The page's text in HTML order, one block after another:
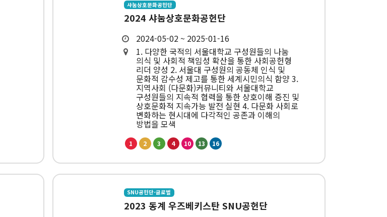
샤눔상호문화공헌단
2024 샤눔상호문화공헌단
2024-05-02 ~ 2025-01-16
1. 다양한 국적의 서울대학교 구성원들의 나눔
의식 및 사회적 책임성 확산을 통한 사회공헌형
리더 양성 2. 서울대 구성원의 공동체 인식 및
문화적 감수성 제고를 통한 세계시민의식 함양 3.
지역사회 (다문화)커뮤니티와 서울대학교
구성원들의 지속적 협력을 통한 상호이해 증진 및
상호문화적 지속가능 발전 실현 4. 다문화 사회로
변화하는 현시대에 다각적인 공존과 이해의
방법을 모색
1 2 3 4 10 13 16
SNU공헌단-글로벌
2023 동계 우즈베키스탄 SNU공헌단